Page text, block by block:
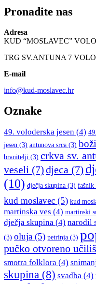
Pronađite nas
Adresa
KUD “MOSLAVEC”
TRG SV.ANTUNA 7
E-mail
info@kud-moslavec.hr
Oznake
49. voloderska jesen (4)
jesen (3) antunova srca (3)
branitelji (3) crkva sv.
veseli (7)djeca (7)
(10) dječja skupina (3) fašnik
kud moslavec (5) kud
martinska ves (4) martinski
dječja skupina (4) narodil
(3) oluja (5) petrinja (3)
pučko otvoreno
smotra folklora (4)
skupina (8) svadba (4)